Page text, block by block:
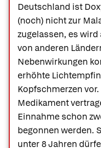
Deutschland ist
(noch) nicht zur
zugelassen, es wird
von anderen
Nebenwirkungen
erhöhte
Kopfschmerzen
Medikament
Einnahme schon
begonnen werden.
unter 8 Jahren